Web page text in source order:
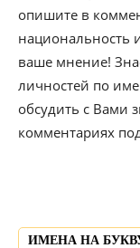
опишите в
национальность
ваше мнение!
личностей по
обсудить с Вами
комментариях
ИМЕНА НА